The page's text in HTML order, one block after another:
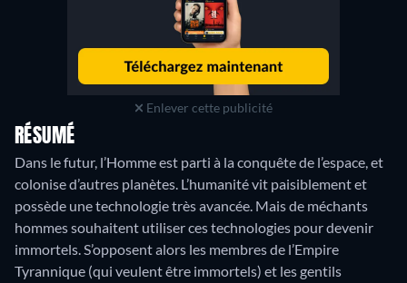
Enlever cette publicité
RÉSUMÉ
Dans le futur, l’Homme est parti à la conquête de l’espace, et
colonise d’autres planètes. L’humanité vit paisiblement et
possède une technologie très avancée. Mais de méchants
hommes souhaitent utiliser ces technologies pour devenir
immortels. S’opposent alors les membres de l’Empire
Tyrannique (qui veulent être immortels) et les gentils